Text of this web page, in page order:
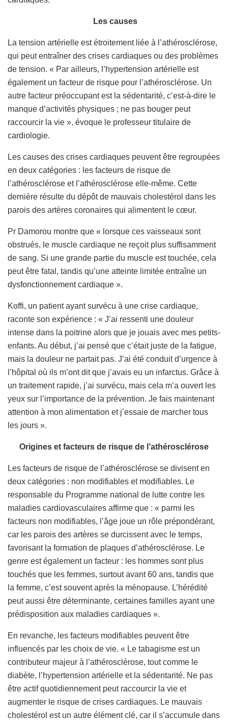
Les causes
La tension artérielle est étroitement liée à l’athérosclérose,
qui peut entraîner des crises cardiaques ou des problèmes
de tension. « Par ailleurs, l’hypertension artérielle est
également un facteur de risque pour l’athérosclérose. Un
autre facteur préoccupant est la sédentarité, c’est-à-dire le
manque d’activités physiques ; ne pas bouger peut
raccourcir la vie », évoque le professeur titulaire de
cardiologie.
Les causes des crises cardiaques peuvent être regroupées
en deux catégories : les facteurs de risque de
l’athérosclérose et l’athérosclérose elle-même. Cette
dernière résulte du dépôt de mauvais cholestérol dans les
parois des artères coronaires qui alimentent le cœur.
Pr Damorou montre que « lorsque ces vaisseaux sont
obstrués, le muscle cardiaque ne reçoit plus suffisamment
de sang. Si une grande partie du muscle est touchée, cela
peut être fatal, tandis qu’une atteinte limitée entraîne un
dysfonctionnement cardiaque ».
Koffi, un patient ayant survécu à une crise cardiaque,
raconte son expérience : « J’ai ressenti une douleur
intense dans la poitrine alors que je jouais avec mes petits-
enfants. Au début, j’ai pensé que c’était juste de la fatigue,
mais la douleur ne partait pas. J’ai été conduit d’urgence à
l’hôpital où ils m’ont dit que j’avais eu un infarctus. Grâce à
un traitement rapide, j’ai survécu, mais cela m’a ouvert les
yeux sur l’importance de la prévention. Je fais maintenant
attention à mon alimentation et j’essaie de marcher tous
les jours ».
Origines et facteurs de risque de l’athérosclérose
Les facteurs de risque de l’athérosclérose se divisent en
deux catégories : non modifiables et modifiables. Le
responsable du Programme national de lutte contre les
maladies cardiovasculaires affirme que : « parmi les
facteurs non modifiables, l’âge joue un rôle prépondérant,
car les parois des artères se durcissent avec le temps,
favorisant la formation de plaques d’athérosclérose. Le
genre est également un facteur : les hommes sont plus
touchés que les femmes, surtout avant 60 ans, tandis que
la femme, c’est souvent après la ménopause. L’hérédité
peut aussi être déterminante, certaines familles ayant une
prédisposition aux maladies cardiaques ».
En revanche, les facteurs modifiables peuvent être
influencés par les choix de vie. « Le tabagisme est un
contributeur majeur à l’athérosclérose, tout comme le
diabète, l’hypertension artérielle et la sédentarité. Ne pas
être actif quotidiennement peut raccourcir la vie et
augmenter le risque de crises cardiaques. Le mauvais
cholestérol est un autre élément clé, car il s’accumule dans